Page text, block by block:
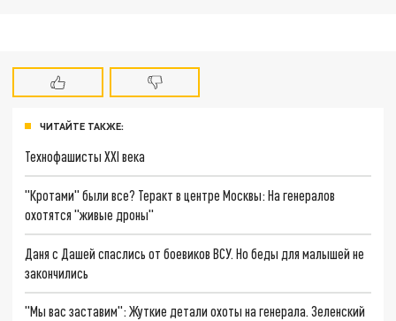
ЧИТАЙТЕ ТАКЖЕ:
Технофашисты XXI века
"Кротами" были все? Теракт в центре Москвы: На генералов
охотятся "живые дроны"
Даня с Дашей спаслись от боевиков ВСУ. Но беды для малышей не
закончились
"Мы вас заставим": Жуткие детали охоты на генерала. Зеленский